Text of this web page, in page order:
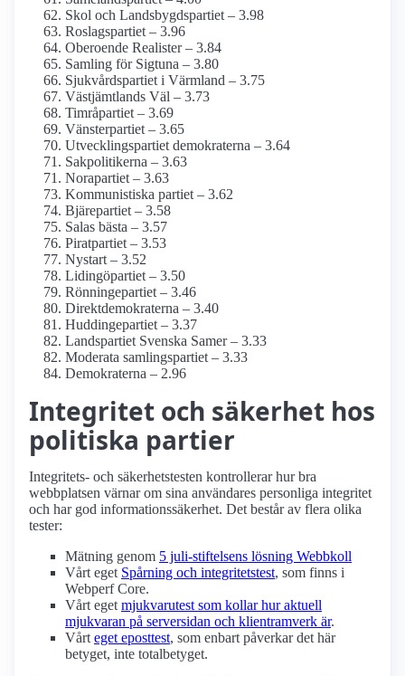
Skol och Landsbygdspartiet – 3.98
Roslagspartiet – 3.96
Oberoende Realister – 3.84
Samling för Sigtuna – 3.80
Sjukvårdspartiet i Värmland – 3.75
Västjämtlands Väl – 3.73
Timråpartiet – 3.69
Vänsterpartiet – 3.65
Utvecklingspartiet demokraterna – 3.64
Sakpolitikerna – 3.63
Norapartiet – 3.63
Kommunistiska partiet – 3.62
Bjärepartiet – 3.58
Salas bästa – 3.57
Piratpartiet – 3.53
Nystart – 3.52
Lidingöpartiet – 3.50
Rönningepartiet – 3.46
Direktdemokraterna – 3.40
Huddingepartiet – 3.37
Landspartiet Svenska Samer – 3.33
Moderata samlingspartiet – 3.33
Demokraterna – 2.96
Integritet och säkerhet hos
politiska partier
Integritets- och säkerhetstesten kontrollerar hur bra
webbplatsen värnar om sina användares personliga integritet
och har god informations­säkerhet. Det består av flera olika
tester:
Mätning genom 5 juli-stiftelsens lösning Webbkoll
Vårt eget Spårning och integritetstest, som finns i
Webperf Core.
Vårt eget mjukvarutest som kollar hur aktuell
mjukvaran på serversidan och klient­ramverk är.
Vårt eget eposttest, som enbart påverkar det här
betyget, inte totalbetyget.